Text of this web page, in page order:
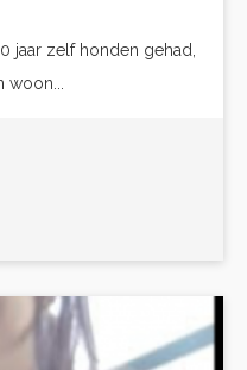
jaar zelf honden gehad,